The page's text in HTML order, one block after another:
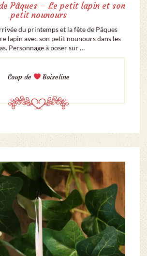
Pâques – Le petit lapin et son
petit nounours
du printemps et la fête de Pâques
lapin avec son petit nounours dans les
Personnage à poser sur …
Coup de Boiseline